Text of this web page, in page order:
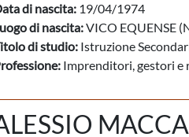
di nascita: 19/04/1974
di nascita:VICO EQUENSE
di studio: Istruzione
Imprenditori, gestori e